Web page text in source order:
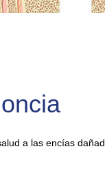
a las encías